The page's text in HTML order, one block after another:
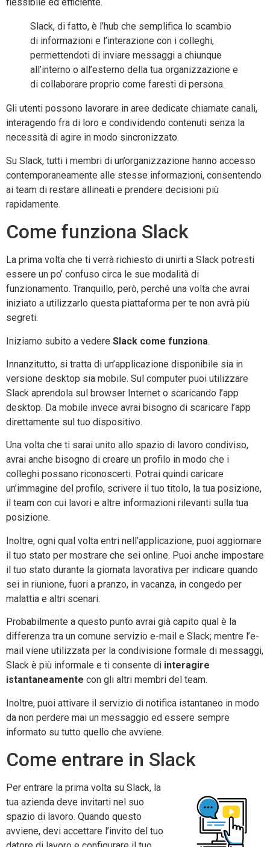
flessibile ed efficiente.
Slack, di fatto, è l’hub che semplifica lo scambio
di informazioni e l’interazione con i colleghi,
permettendoti di inviare messaggi a chiunque
all’interno o all’esterno della tua organizzazione e
di collaborare proprio come faresti di persona.
Gli utenti possono lavorare in aree dedicate chiamate canali,
interagendo fra di loro e condividendo contenuti senza la
necessità di agire in modo sincronizzato.
Su Slack, tutti i membri di un’organizzazione hanno accesso
contemporaneamente alle stesse informazioni, consentendo
ai team di restare allineati e prendere decisioni più
rapidamente.
Come funziona Slack
La prima volta che ti verrà richiesto di unirti a Slack potresti
essere un po’ confuso circa le sue modalità di
funzionamento. Tranquillo, però, perché una volta che avrai
iniziato a utilizzarlo questa piattaforma per te non avrà più
segreti.
Iniziamo subito a vedere Slack come funziona.
Innanzitutto, si tratta di un’applicazione disponibile sia in
versione desktop sia mobile. Sul computer puoi utilizzare
Slack aprendola sul browser Internet o scaricando l’app
desktop. Da mobile invece avrai bisogno di scaricare l’app
direttamente sul tuo dispositivo.
Una volta che ti sarai unito allo spazio di lavoro condiviso,
avrai anche bisogno di creare un profilo in modo che i
colleghi possano riconoscerti. Potrai quindi caricare
un’immagine del profilo, scrivere il tuo titolo, la tua posizione,
il team con cui lavori e altre informazioni rilevanti sulla tua
posizione.
Inoltre, ogni qual volta entri nell’applicazione, puoi aggiornare
il tuo stato per mostrare che sei online. Puoi anche impostare
il tuo stato durante la giornata lavorativa per indicare quando
sei in riunione, fuori a pranzo, in vacanza, in congedo per
malattia e altri scenari.
Probabilmente a questo punto avrai già capito qual è la
differenza tra un comune servizio e-mail e Slack; mentre l’e-
mail viene utilizzata per la condivisione formale di messaggi,
Slack è più informale e ti consente di interagire
istantaneamente con gli altri membri del team.
Inoltre, puoi attivare il servizio di notifica istantaneo in modo
da non perdere mai un messaggio ed essere sempre
informato su tutto quello che avviene.
Come entrare in Slack
Per entrare la prima volta su Slack, la
tua azienda deve invitarti nel suo
spazio di lavoro. Quando questo
avviene, devi accettare l’invito del tuo